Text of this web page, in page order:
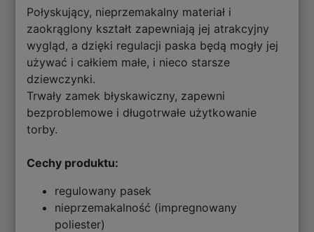
Połyskujący, nieprzemakalny materiał i
zaokrąglony kształt zapewniają jej atrakcyjny
wygląd, a dzięki regulacji paska będą mogły jej
używać i całkiem małe, i nieco starsze
dziewczynki.
Trwały zamek błyskawiczny, zapewni
bezproblemowe i długotrwałe użytkowanie
torby.
Cechy produktu:
regulowany pasek
nieprzemakalność (impregnowany
poliester)